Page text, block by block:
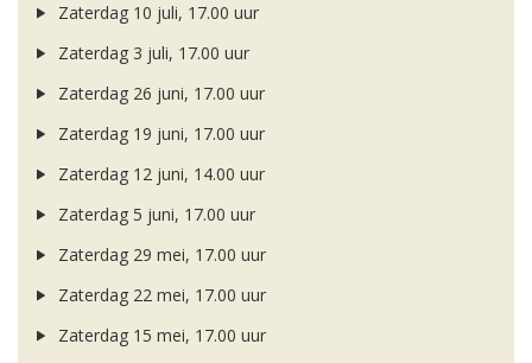
Zaterdag 10 juli, 17.00 uur
Zaterdag 3 juli, 17.00 uur
Zaterdag 26 juni, 17.00 uur
Zaterdag 19 juni, 17.00 uur
Zaterdag 12 juni, 14.00 uur
Zaterdag 5 juni, 17.00 uur
Zaterdag 29 mei, 17.00 uur
Zaterdag 22 mei, 17.00 uur
Zaterdag 15 mei, 17.00 uur